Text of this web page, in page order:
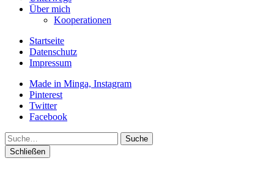
Über mich
Kooperationen
Startseite
Datenschutz
Impressum
Made in Minga, Instagram
Pinterest
Twitter
Facebook
Suche
Schließen